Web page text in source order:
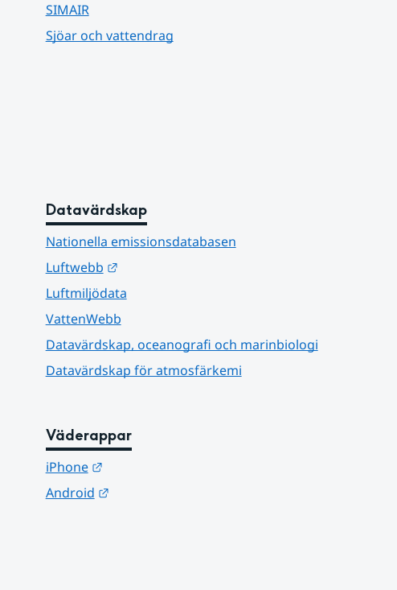
SIMAIR
Sjöar och vattendrag
Datavärdskap
Nationella emissionsdatabasen
Luftwebb
Länk till annan webbplats.
Luftmiljödata
VattenWebb
Datavärdskap, oceanografi och marinbiologi
Datavärdskap för atmosfärkemi
Väderappar
iPhone
Länk till annan webbplats.
Android
Länk till annan webbplats.